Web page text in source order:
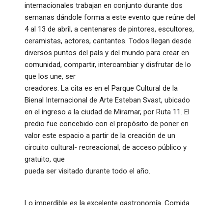
internacionales trabajan en conjunto durante dos
semanas dándole forma a este evento que reúne del
4 al 13 de abril, a centenares de pintores, escultores,
ceramistas, actores, cantantes. Todos llegan desde
diversos puntos del país y del mundo para crear en
comunidad, compartir, intercambiar y disfrutar de lo
que los une, ser
creadores. La cita es en el Parque Cultural de la
Bienal Internacional de Arte Esteban Svast, ubicado
en el ingreso a la ciudad de Miramar, por Ruta 11. El
predio fue concebido con el propósito de poner en
valor este espacio a partir de la creación de un
circuito cultural- recreacional, de acceso público y
gratuito, que
pueda ser visitado durante todo el año.
Lo imperdible es la excelente gastronomía. Comida